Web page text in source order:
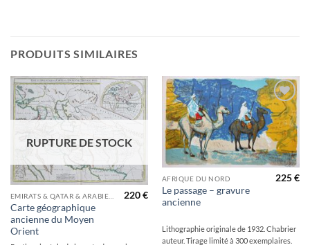
PRODUITS SIMILAIRES
Ajouter
à la
RUPTURE DE STOCK
Carte géographique
ancienne du Moyen
Orient
220€
Ajouter
à la
wishlist
AFRIQUE DU NORD
Le passage – gravure
ancienne
225€
Lithographie originale de 1932. Chabrier
auteur. Tirage limité à 300 exemplaires.